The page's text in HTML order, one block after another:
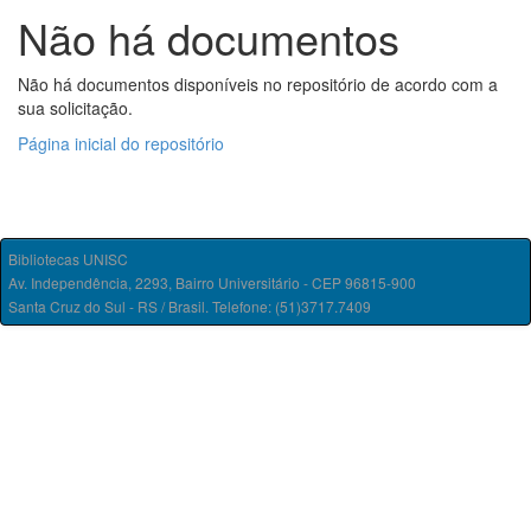
Não há documentos
Não há documentos disponíveis no repositório de acordo com a
sua solicitação.
Página inicial do repositório
Bibliotecas UNISC
Av. Independência, 2293, Bairro Universitário - CEP 96815-900
Santa Cruz do Sul - RS / Brasil. Telefone: (51)3717.7409